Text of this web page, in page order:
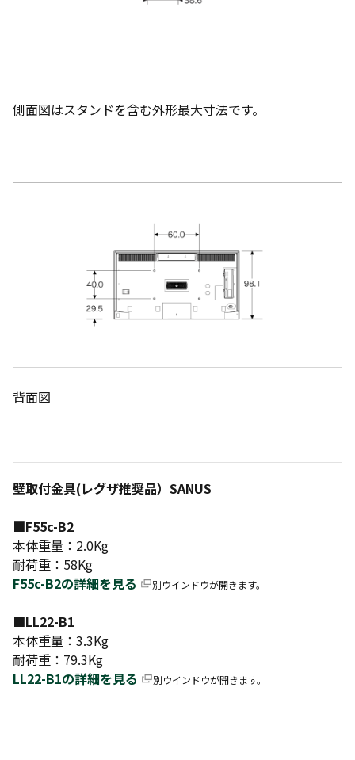
側面図はスタンドを含む外形最大寸法です。
背面図
壁取付金具(レグザ推奨品）SANUS
■F55c-B2
本体重量：2.0Kg
耐荷重：58Kg
F55c-B2の詳細を見る
別ウインドウが開きます。
■LL22-B1
本体重量：3.3Kg
耐荷重：79.3Kg
LL22-B1の詳細を見る
別ウインドウが開きます。